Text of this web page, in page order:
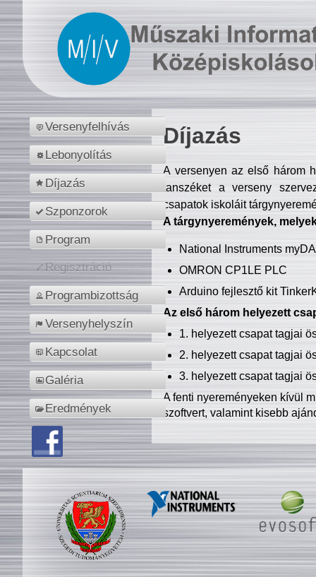
Versenyfelhívás
Lebonyolítás
Díjazás
Szponzorok
Program
Regisztráció
Programbizottság
Versenyhelyszín
Kapcsolat
Galéria
Eredmények
Díjazás
A versenyen az első három
tanszéket a verseny
csapatok iskoláit
A tárgynyeremények,
National Instruments
OMRON CP1LE PLC
Arduino fejlesztő kit
Az első három helyezett
1. helyezett csapat tagjai
2. helyezett csapat tagjai
3. helyezett csapat tagjai
A fenti nyereményeken kívül
szoftvert, valamint kisebb